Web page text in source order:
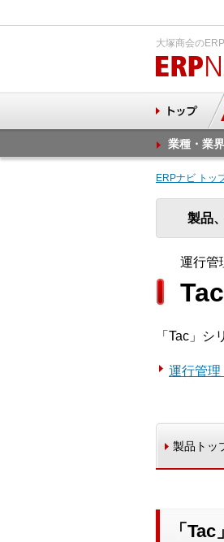
大塚商会の
業種・業
ERPナビ トッ
製品
運行管
「Tac」シ
運行管理
製品トッ
「